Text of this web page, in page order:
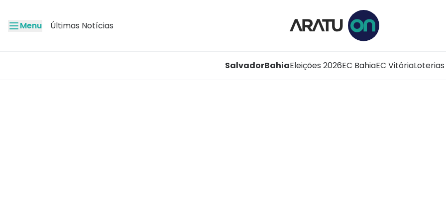
Menu Últimas Notícias
SalvadorBahiaEleições 2026EC BahiaEC VitóriaLoterias